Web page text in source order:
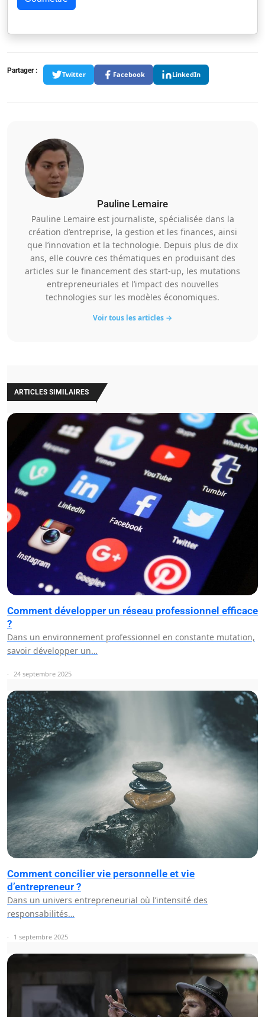
Partager : Twitter Facebook LinkedIn
Pauline Lemaire
Pauline Lemaire est journaliste, spécialisée dans la
création d’entreprise, la gestion et les finances, ainsi
que l’innovation et la technologie. Depuis plus de dix
ans, elle couvre ces thématiques en produisant des
articles sur le financement des start-up, les mutations
entrepreneuriales et l’impact des nouvelles
technologies sur les modèles économiques.
Voir tous les articles →
ARTICLES SIMILAIRES
Comment développer un réseau professionnel efficace
?
Dans un environnement professionnel en constante mutation,
savoir développer un…
24 septembre 2025
Comment concilier vie personnelle et vie
d’entrepreneur ?
Dans un univers entrepreneurial où l’intensité des
responsabilités…
1 septembre 2025